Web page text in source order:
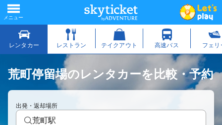
荒町停留場のレンタカーを比較・予約
出発・返却場所
荒町駅